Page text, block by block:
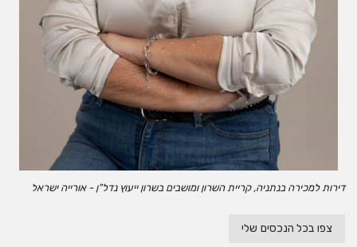
דירות למכירה בנתניה, קריית השרון ומושבים בשרון ייעוץ נדל"ן - אורייה ישראל
צפו בכל הנכסים שלי